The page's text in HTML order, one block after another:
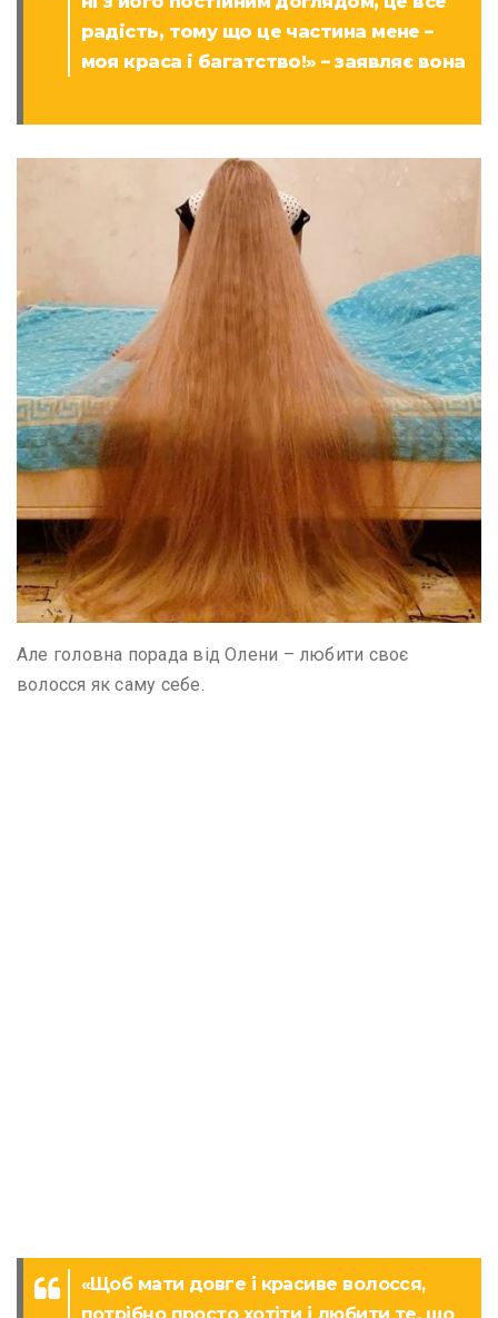
радість, тому що це частина мене –
моя краса і багатство!» – заявляє вона
Але головна порада від Олени – любити своє
волосся як саму себе.
«Щоб мати довге і красиве волосся,
потрібно просто хотіти і любити те, що